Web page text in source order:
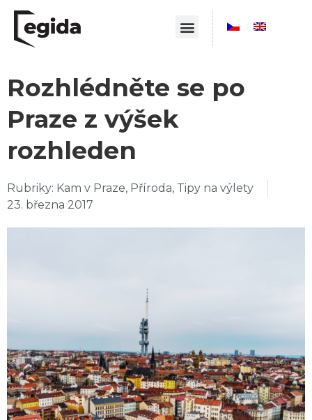
Rozhlédněte se po
Praze z výšek
rozhleden
Rubriky: Kam v Praze, Příroda, Tipy na výlety
23. března 2017